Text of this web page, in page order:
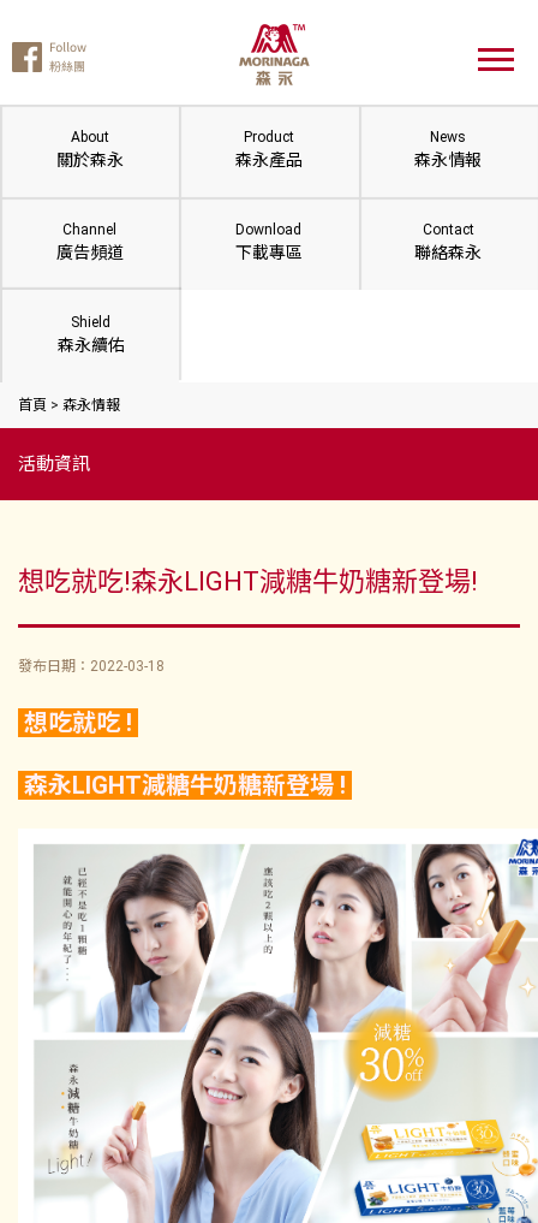
About
關於森永
Product
森永產品
News
森永情報
Channel
廣告頻道
Download
下載專區
Contact
聯絡森永
Shield
森永續佑
首頁 > 森永情報
活動資訊
想吃就吃!森永LIGHT減糖牛奶糖新登場!
發布日期：2022-03-18
想吃就吃 !
森永LIGHT減糖牛奶糖新登場 !